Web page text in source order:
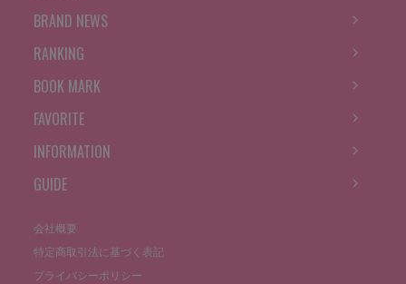
BRAND NEWS
RANKING
BOOK MARK
FAVORITE
INFORMATION
GUIDE
会社概要
特定商取引法に基づく表記
プライバシーポリシー